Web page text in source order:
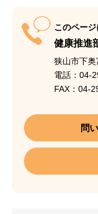
このペー
健康推進
狭山市下
電話：04-
FAX：04-
問